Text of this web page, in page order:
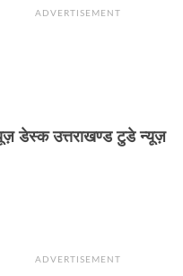
ADVERTISEMENT
डेस्क उत्तराखण्ड टुडे न्यूज़
ADVERTISEMENT